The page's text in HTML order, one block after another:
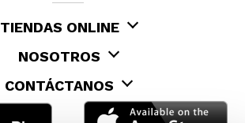
TIENDAS ONLINE
NOSOTROS
CONTÁCTANOS